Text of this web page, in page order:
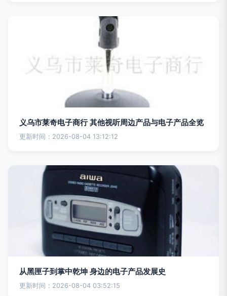
义乌市莱奇电子商行 其他视听周边产品与电子产品全览
更新时间：2026-08-04 13:12:12
从黑匣子到掌中乾坤 身边的电子产品发展史
更新时间：2026-08-04 03:52:15